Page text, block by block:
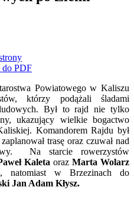
do PDF
Powiatowego w Kaliszu
którzy podążali śladami
Był to rajd nie tylko
ukazujący wielkie bogactwo
Komandorem Rajdu był
trasę oraz czuwał nad
Na starcie rowerzystów
Kaleta oraz Marta Wolarz
natomiast w Brzezinach do
Jan Adam Kłysz.